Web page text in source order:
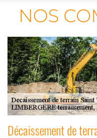
NOS
Décaissement de